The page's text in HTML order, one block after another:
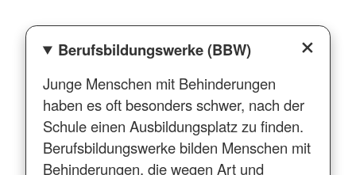
Berufsbildungswerke (BBW)
Junge Menschen mit Behinderungen
haben es oft besonders schwer, nach der
Schule einen Ausbildungsplatz zu finden.
Berufsbildungswerke bilden Menschen mit
Behinderungen, die wegen Art und